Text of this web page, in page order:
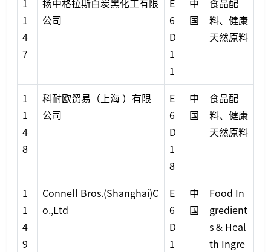
1
1
4
7
扬中格拉斯白炭黑化工有限
公司
E
6
D
1
1
中
国
食品配
料、健康
天然原料
1
1
4
8
科耐欧贸易（上海 ）有限
公司
E
6
D
1
8
中
国
食品配
料、健康
天然原料
1
1
4
9
Connell Bros.(Shanghai)C
o.,Ltd
E
6
D
1
中
国
Food In
gredient
s & Heal
th Ingre